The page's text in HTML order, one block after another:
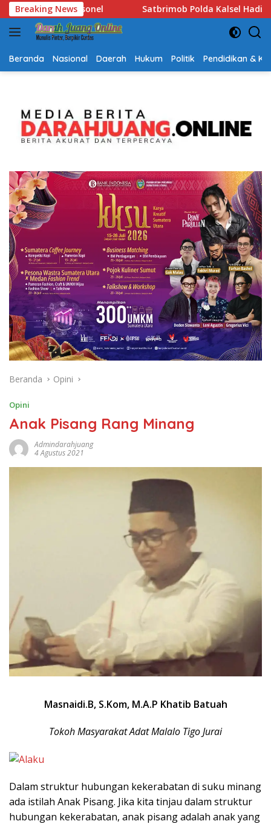
Langsung
ke
konten
Breaking News
Kalsel Hadir Bantu Warga Terdampak Kemarau, Salurkan
Beranda Nasional Daerah Hukum Politik Pendidikan &
Beranda Opini
Opini
Anak Pisang Rang Minang
Admindarahjuang
4 Agustus 2021
Masnaidi.B, S.Kom, M.A.P Khatib Batuah
Tokoh Masyarakat Adat Malalo Tigo Jurai
Dalam struktur hubungan kekerabatan di suku minang
ada istilah Anak Pisang. Jika kita tinjau dalam struktur
hubungan kekerabatan, anak pisang adalah anak yang